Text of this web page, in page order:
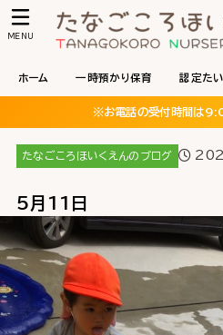
ホーム 一時預かり保育 認定た
MENU
※お電話の受付時間は
たなごころほいくえんのブログ
5月11日